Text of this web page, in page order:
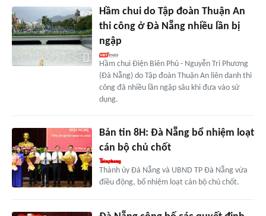
Hầm chui do Tập đoàn Thuận An
thi công ở Đà Nẵng nhiều lần bị
ngập
Hầm chui Điện Biên Phủ - Nguyễn Tri Phương
(Đà Nẵng) do Tập đoàn Thuận An liên danh thi
công đã nhiều lần ngập sâu khi đưa vào sử
dụng.
Bản tin 8H: Đà Nẵng bổ nhiệm loạt
cán bộ chủ chốt
Thành ủy Đà Nẵng và UBND TP Đà Nẵng vừa
điều động, bổ nhiệm loạt cán bộ chủ chốt.